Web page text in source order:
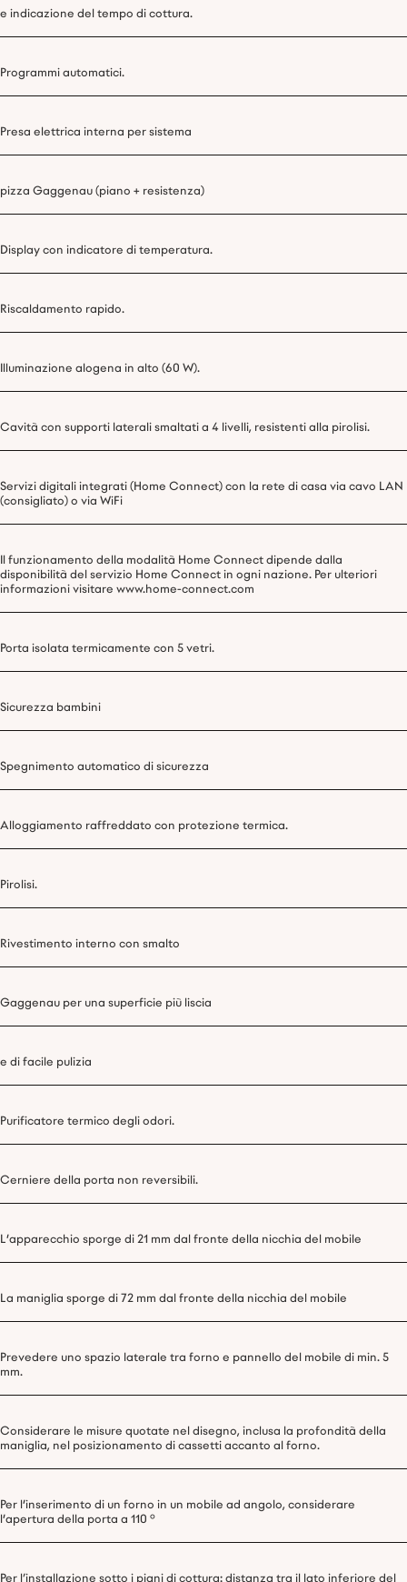
e indicazione del tempo di cottura.
Programmi automatici.
Presa elettrica interna per sistema
pizza Gaggenau (piano + resistenza)
Display con indicatore di temperatura.
Riscaldamento rapido.
Illuminazione alogena in alto (60 W).
Cavità con supporti laterali smaltati a 4 livelli, resistenti alla pirolisi.
Servizi digitali integrati (Home Connect) con la rete di casa via cavo LAN
(consigliato) o via WiFi
Il funzionamento della modalità Home Connect dipende dalla
disponibilità del servizio Home Connect in ogni nazione. Per ulteriori
informazioni visitare www.home-connect.com
Porta isolata termicamente con 5 vetri.
Sicurezza bambini
Spegnimento automatico di sicurezza
Alloggiamento raffreddato con protezione termica.
Pirolisi.
Rivestimento interno con smalto
Gaggenau per una superficie più liscia
e di facile pulizia
Purificatore termico degli odori.
Cerniere della porta non reversibili.
L'apparecchio sporge di 21 mm dal fronte della nicchia del mobile
La maniglia sporge di 72 mm dal fronte della nicchia del mobile
Prevedere uno spazio laterale tra forno e pannello del mobile di min. 5
mm.
Considerare le misure quotate nel disegno, inclusa la profondità della
maniglia, nel posizionamento di cassetti accanto al forno.
Per l'inserimento di un forno in un mobile ad angolo, considerare
l'apertura della porta a 110 °
Per l’installazione sotto i piani di cottura: distanza tra il lato inferiore del